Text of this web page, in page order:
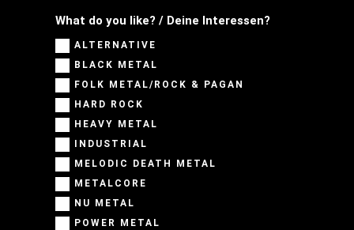
What do you like? / Deine Interessen?
ALTERNATIVE
BLACK METAL
FOLK METAL/ROCK & PAGAN
HARD ROCK
HEAVY METAL
INDUSTRIAL
MELODIC DEATH METAL
METALCORE
NU METAL
POWER METAL